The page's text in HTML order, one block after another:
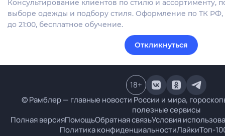
Консультирование клиентов по стилю и ассортименту,
выборе одежды и подбору стиля. Оформление по ТК РФ,
до 21:00, бесплатное обучение.
Откликнуться
© Рамблер — главные новости России и мира,
полезные сервисы
Полная версияПомощьОбратная связьУсловия
Политика конфиденциальностиЛайкиТоп-
18+